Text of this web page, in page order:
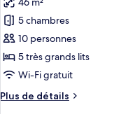
jardin
6
chambres,
non-
fumeurs,
vue
jardin
photos
pour
ce
type
de
chambre :
Villa
5 chambres
10 personnes
5 très grands lits
Wi-Fi gratuit
Plus de détails
Plus